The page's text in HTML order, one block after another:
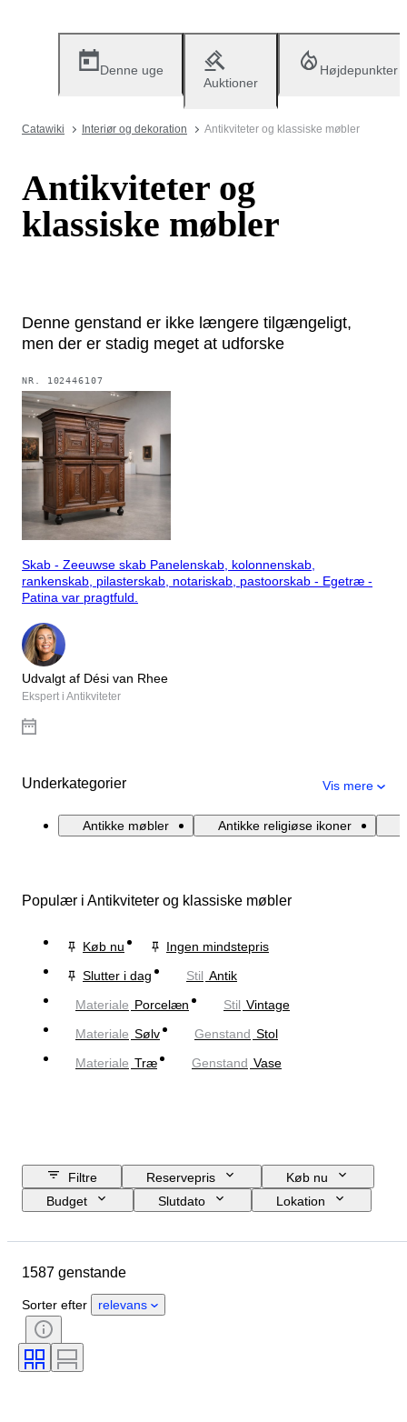
Denne uge
Auktioner
Højdepunkter
Catawiki Interiør og dekoration Antikviteter og klassiske møbler
Antikviteter og
klassiske møbler
Denne genstand er ikke længere tilgængeligt,
men der er stadig meget at udforske
NR. 102446107
Skab - Zeeuwse skab Panelenskab, kolonnenskab,
rankenskab, pilasterskab, notariskab, pastoorskab - Egetræ -
Patina var pragtfuld.
Udvalgt af Dési van Rhee
Ekspert i Antikviteter
Underkategorier Vis mere
Antikke møbler Antikke religiøse ikoner
Populær i Antikviteter og klassiske møbler
Køb nu
Ingen mindstepris
Slutter i dag
Stil Antik
Materiale Porcelæn Stil Vintage
Materiale Sølv Genstand Stol
Materiale Træ Genstand Vase
Filtre Reservepris
Køb nu
Budget
Slutdato
Lokation
Materiale
Certificering
Stil
Signatur
Urværk
Kraftreserve
1587 genstande
Sorter efter relevans